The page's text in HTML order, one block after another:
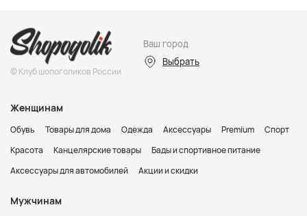
© Клуб шопоголиков России
Ваш город
Выбрать
Женщинам
Обувь Товары для дома Одежда Аксессуары Premium
Спорт
Красота
Канцелярские товары
Бады и спортивное питание
Аксессуары для автомобилей
Акции и скидки
Мужчинам